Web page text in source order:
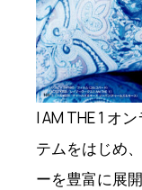
I AM THE 1 オ
テムをはじめ
ーを豊富に展